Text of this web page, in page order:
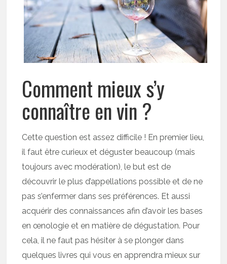
Comment mieux s’y
connaître en vin ?
Cette question est assez difficile ! En premier lieu,
il faut être curieux et déguster beaucoup (mais
toujours avec modération), le but est de
découvrir le plus d’appellations possible et de ne
pas s’enfermer dans ses préférences. Et aussi
acquérir des connaissances afin d’avoir les bases
en œnologie et en matière de dégustation. Pour
cela, il ne faut pas hésiter à se plonger dans
quelques livres qui vous en apprendra mieux sur